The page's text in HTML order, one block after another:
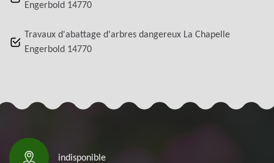
Engerbold 14770
Travaux d'abattage d'arbres dangereux La Chapelle
Engerbold 14770
indisponible